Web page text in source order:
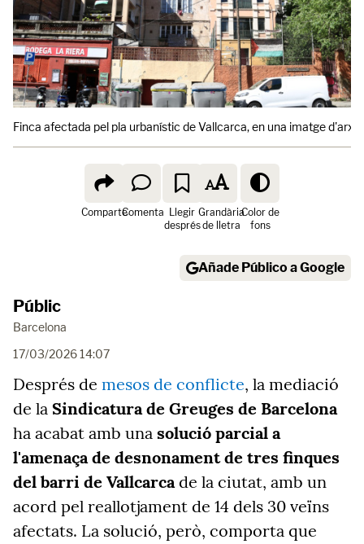
Finca afectada pel pla urbanístic de Vallcarca, en una imatge
ComparteComenta Llegir
després
Grandària
de lletra
Color de
fons
Añade Público a Google
Públic
Barcelona
17/03/2026 14:07
Després de mesos de conflicte, la mediació
de la Sindicatura de Greuges de Barcelona
ha acabat amb una solució parcial a
l'amenaça de desnonament de tres finques
del barri de Vallcarcade la ciutat, amb un
acord pel reallotjament de 14 dels 30 veïns
afectats. La solució, però, comporta que